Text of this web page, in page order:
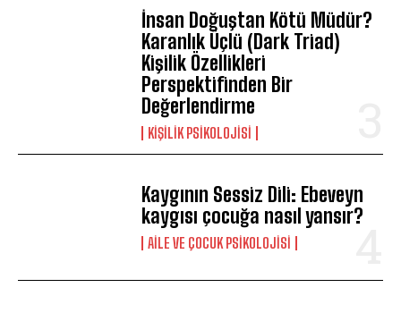
İnsan Doğuştan Kötü Müdür?
Karanlık Üçlü (Dark Triad)
Kişilik Özellikleri
Perspektifinden Bir
Değerlendirme
KIŞILIK PSIKOLOJISI
Kaygının Sessiz Dili: Ebeveyn
kaygısı çocuğa nasıl yansır?
AILE VE ÇOCUK PSIKOLOJISI